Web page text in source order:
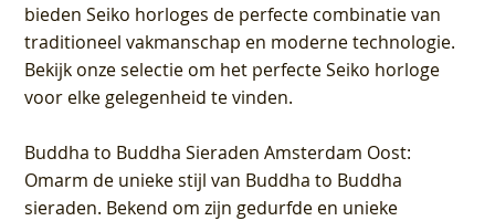
bieden Seiko horloges de perfecte combinatie van
traditioneel vakmanschap en moderne technologie.
Bekijk onze selectie om het perfecte Seiko horloge
voor elke gelegenheid te vinden.
Buddha to Buddha Sieraden Amsterdam Oost:
Omarm de unieke stijl van Buddha to Buddha
sieraden. Bekend om zijn gedurfde en unieke